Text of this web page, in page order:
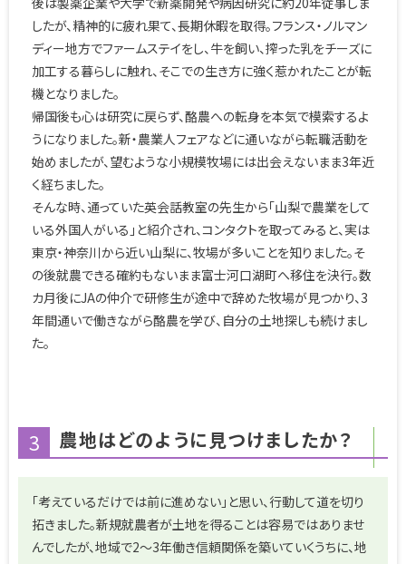
したが、精神的に疲れ果て、長期休暇を取得。フランス・ノルマン
ディー地方でファームステイをし、牛を飼い、搾った乳をチーズに
加工する暮らしに触れ、そこでの生き方に強く惹かれたことが転
機となりました。
帰国後も心は研究に戻らず、酪農への転身を本気で模索するよ
うになりました。新・農業人フェアなどに通いながら転職活動を
始めましたが、望むような小規模牧場には出会えないまま3年近
く経ちました。
そんな時、通っていた英会話教室の先生から「山梨で農業をして
いる外国人がいる」と紹介され、コンタクトを取ってみると、実は
東京・神奈川から近い山梨に、牧場が多いことを知りました。そ
の後就農できる確約もないまま富士河口湖町へ移住を決行。数
カ月後にJAの仲介で研修生が途中で辞めた牧場が見つかり、3
年間通いで働きながら酪農を学び、自分の土地探しも続けまし
た。
3 農地はどのように見つけましたか？
「考えているだけでは前に進めない」と思い、行動して道を切り
拓きました。新規就農者が土地を得ることは容易ではありませ
んでしたが、地域で2～3年働き信頼関係を築いていくうちに、地